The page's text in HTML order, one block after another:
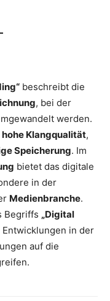
beschreibt die
, bei der
werden.
hohe Klangqualität,
Speicherung. Im
bietet das digitale
in der
Medienbranche.
Begriffs „Digital
in der
auf die